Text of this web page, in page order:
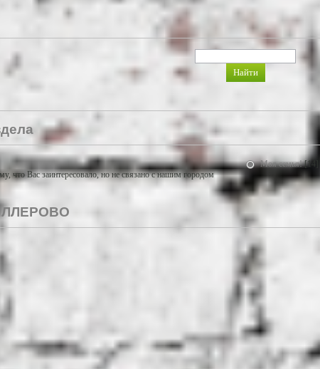
что Вас заинтересовало, но не связано с нашим городом
Моя семья! [14]